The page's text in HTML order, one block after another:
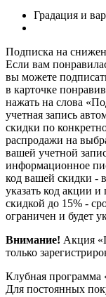
Градация и
Подписка на
Если вам
вы можете
в карточке
нажать на слова
учетная запись
скидки по
распродажи на
вашей учетной
информационное
код вашей скидки -
указать код акции
скидкой до 15% -
ограничен и будет
Внимание! Акция
только
Клубная
Для постоянных